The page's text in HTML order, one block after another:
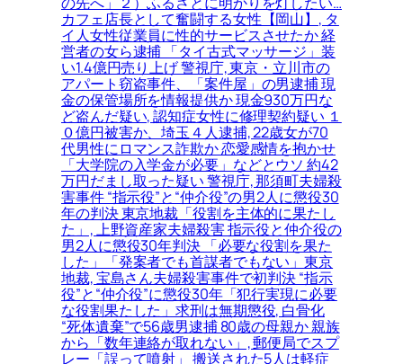
カフェ店長として奮闘する女性【岡山】, タ
イ人女性従業員に性的サービスさせたか 経
営者の女ら逮捕 「タイ古式マッサージ」装
い1.4億円売り上げ 警視庁, 東京・立川市の
アパート窃盗事件、「案件屋」の男逮捕 現
金の保管場所を情報提供か 現金930万円な
ど盗んだ疑い, 認知症女性に修理契約疑い １
０億円被害か、埼玉４人逮捕, 22歳女が70
代男性にロマンス詐欺か 恋愛感情を抱かせ
「大学院の入学金が必要」などとウソ 約42
万円だまし取った疑い 警視庁, 那須町夫婦殺
害事件 “指示役”と“仲介役”の男2人に懲役30
年の判決 東京地裁「役割を主体的に果たし
た」, 上野資産家夫婦殺害 指示役と仲介役の
男2人に懲役30年判決 「必要な役割を果た
した」「発案者でも首謀者でもない」東京
地裁, 宝島さん夫婦殺害事件で初判決 “指示
役”と“仲介役”に懲役30年「犯行実現に必要
な役割果たした」求刑は無期懲役, 白骨化
“死体遺棄”で56歳男逮捕 80歳の母親か 親族
から「数年連絡が取れない」, 郵便局でスプ
レー「誤って噴射」 搬送された5人は軽症